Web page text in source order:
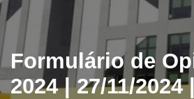
Formulário de
2024 | 27/11/2024